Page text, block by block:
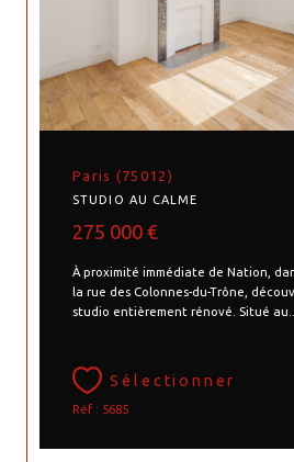
Paris (75012)
STUDIO AU CALME
275 000 €
À proximité immédiate de Nation,
la rue des Colonnes-du-Trône,
studio entièrement rénové. Situé au...
Sélectionner
Réf : 5685